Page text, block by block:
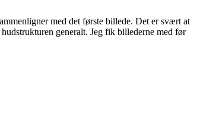
med det første billede. Det er svært at
generalt. Jeg fik billederne med før